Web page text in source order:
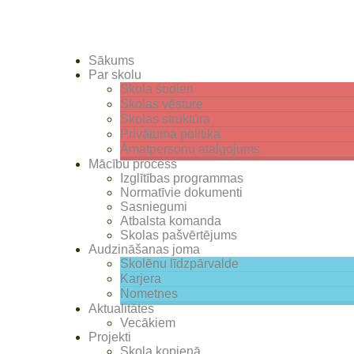
Sākums
Par skolu
Skola šodien
Skolas vēsture
Skolas struktūra
Privātuma politika
Amatpersonu atalgojums
Mācību process
Izglītības programmas
Normatīvie dokumenti
Sasniegumi
Atbalsta komanda
Skolas pašvērtējums
Audzināšanas joma
Skolēnu līdzpārvalde
Karjera
Nometnes
Aktualitātes
Vecākiem
Projekti
Skola kopienā